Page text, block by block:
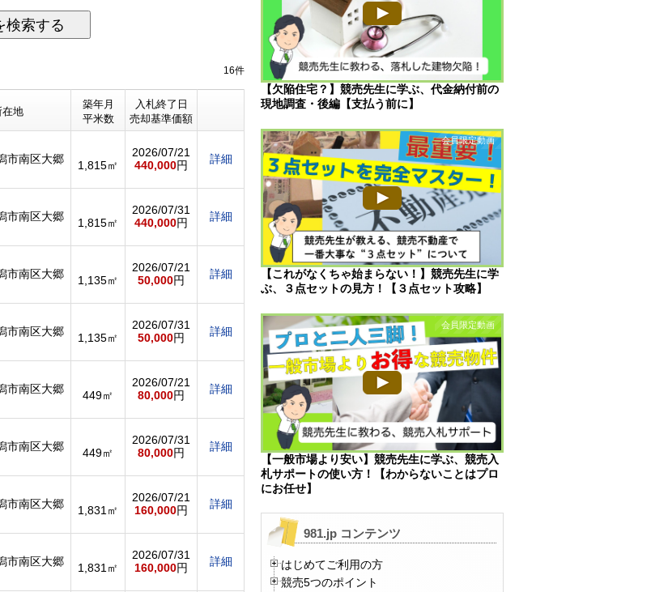
検索する
16件
在地
築年月
平米数
入札終了日
売却基準価額
市南区大郷 1,815㎡
2026/07/21
440,000円 詳細
市南区大郷 1,815㎡
2026/07/31
440,000円 詳細
市南区大郷 1,135㎡
2026/07/21
50,000円 詳細
市南区大郷 1,135㎡
2026/07/31
50,000円 詳細
市南区大郷 449㎡
2026/07/21
80,000円 詳細
市南区大郷 449㎡
2026/07/31
80,000円 詳細
市南区大郷 1,831㎡
2026/07/21
160,000円 詳細
市南区大郷 1,831㎡
2026/07/31
160,000円 詳細
【欠陥住宅？】競売先生に学ぶ、代金納付前の
現地調査・後編【支払う前に】
【これがなくちゃ始まらない！】競売先生に学
ぶ、３点セットの見方！【３点セット攻略】
【一般市場より安い】競売先生に学ぶ、競売入
札サポートの使い方！【わからないことはプロ
にお任せ】
981.jp コンテンツ
はじめてご利用の方
競売5つのポイント